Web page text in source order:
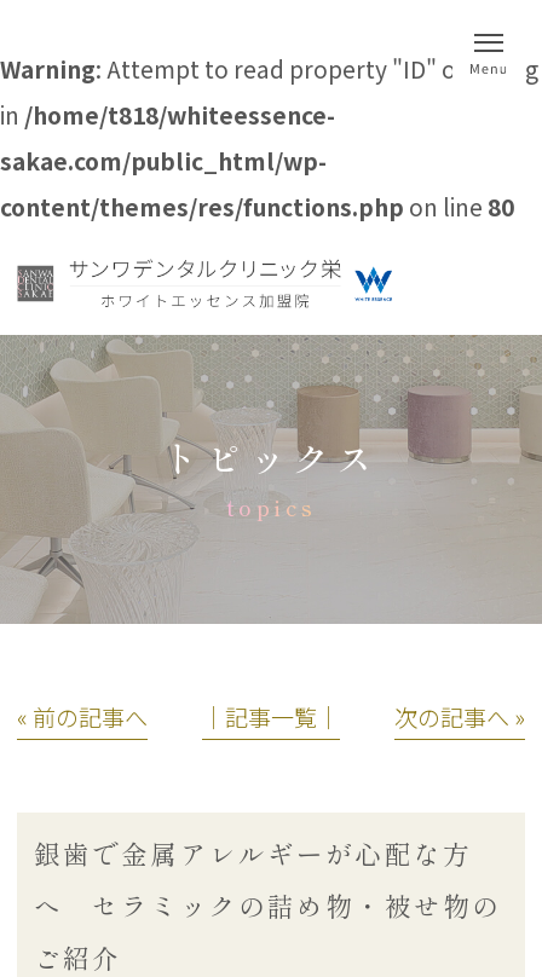
Warning: Attempt to read property "ID" on string
in /home/t818/whiteessence-
sakae.com/public_html/wp-
content/themes/res/functions.php on line 80
トピックス
topics
« 前の記事へ │記事一覧│ 次の記事へ »
銀歯で金属アレルギーが心配な方
へ セラミックの詰め物・被せ物の
ご紹介